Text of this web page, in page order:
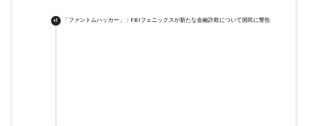
+1 「ファントムハッカー」：FBIフェニックスが新たな金融詐欺について国民に警告